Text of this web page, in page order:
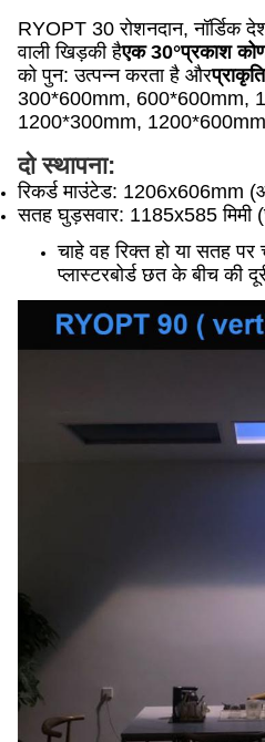
RYOPT 30 रोशनदान, नॉर्डिक
वाली खिड़की हैएक 30°प्रकाश
को पुन: उत्पन्न करता है और
300*600mm, 600*600mm,
1200*300mm,
दो स्थापना:
रिकर्ड माउंटेड: 1206x606mm
सतह घुड़सवार: 1185x585
चाहे वह रिक्त हो या सतह
प्लास्टरबोर्ड छत के बीच की